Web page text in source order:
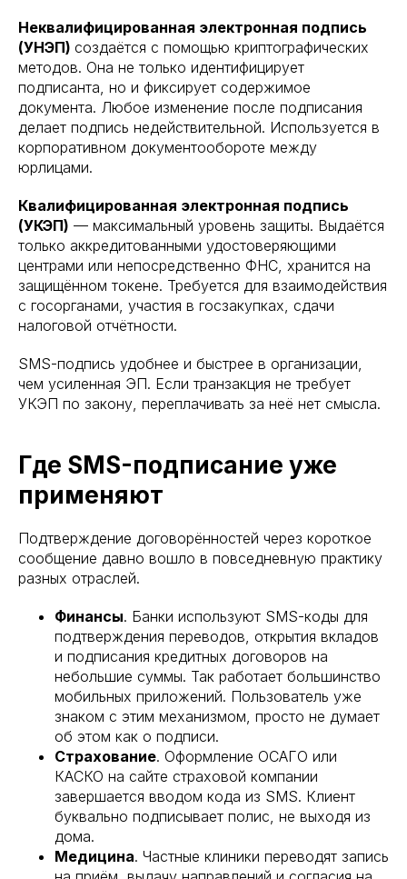
Неквалифицированная электронная подпись
(УНЭП) создаётся с помощью криптографических
методов. Она не только идентифицирует
подписанта, но и фиксирует содержимое
документа. Любое изменение после подписания
делает подпись недействительной. Используется в
корпоративном документообороте между
юрлицами.
Квалифицированная электронная подпись
(УКЭП) — максимальный уровень защиты. Выдаётся
только аккредитованными удостоверяющими
центрами или непосредственно ФНС, хранится на
защищённом токене. Требуется для взаимодействия
с госорганами, участия в госзакупках, сдачи
налоговой отчётности.
SMS-подпись удобнее и быстрее в организации,
чем усиленная ЭП. Если транзакция не требует
УКЭП по закону, переплачивать за неё нет смысла.
Где SMS-подписание уже
применяют
Подтверждение договорённостей через короткое
сообщение давно вошло в повседневную практику
разных отраслей.
Финансы. Банки используют SMS-коды для
подтверждения переводов, открытия вкладов
и подписания кредитных договоров на
небольшие суммы. Так работает большинство
мобильных приложений. Пользователь уже
знаком с этим механизмом, просто не думает
об этом как о подписи.
Страхование. Оформление ОСАГО или
КАСКО на сайте страховой компании
завершается вводом кода из SMS. Клиент
буквально подписывает полис, не выходя из
дома.
Медицина. Частные клиники переводят запись